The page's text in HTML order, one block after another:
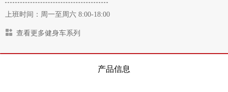
上班时间：周一至周六 8:00-18:00
查看更多健身车系列
产品信息